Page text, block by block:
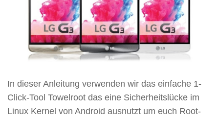
In dieser Anleitung verwenden wir das einfache 1-
Click-Tool Towelroot das eine Sicherheitslücke im
Linux Kernel von Android ausnutzt um euch Root-